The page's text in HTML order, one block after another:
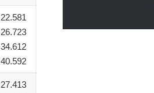
22.581
26.723
34.612
40.592
27.413